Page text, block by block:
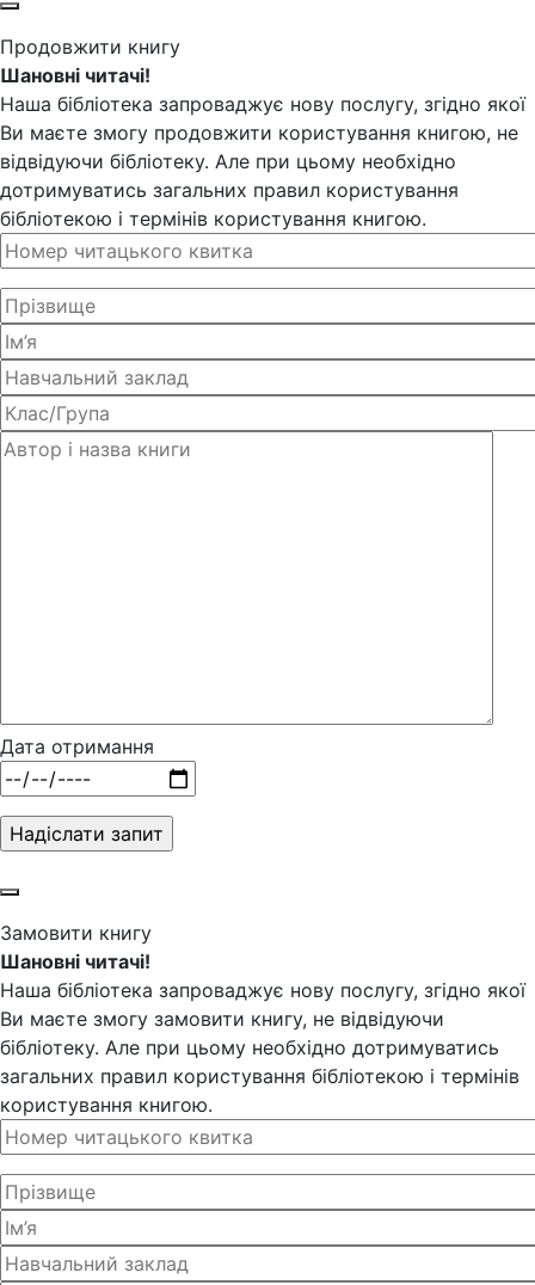
Продовжити книгу
Шановні читачі!
Наша бібліотека запроваджує нову послугу, згідно якої
Ви маєте змогу продовжити користування книгою, не
відвідуючи бібліотеку. Але при цьому необхідно
дотримуватись загальних правил користування
бібліотекою і термінів користування книгою.
Дата отримання
Замовити книгу
Шановні читачі!
Наша бібліотека запроваджує нову послугу, згідно якої
Ви маєте змогу замовити книгу, не відвідуючи
бібліотеку. Але при цьому необхідно дотримуватись
загальних правил користування бібліотекою і термінів
користування книгою.